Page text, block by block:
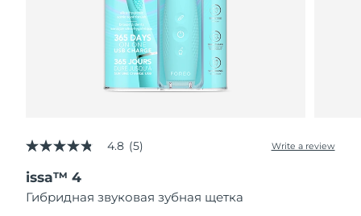
4.8
of
5
stars,
4.8 (5) Write a review
issa™ 4
Гибридная звуковая зубная щетка